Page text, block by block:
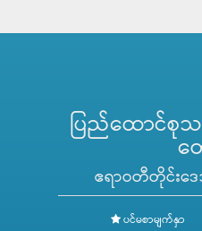
ပြည်ထောင်စုသ
တ
ဧရာဝတီတိုင်းဒ
ပင်မစာမျက်နှာ